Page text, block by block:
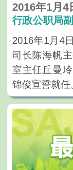
坑尾公共行
门，并与工
作人员过往
极配合特区
作。
改组后的法
长、八个厅
正、副局长
际法事务局
教职，原副
2016年1月4
行政公职局
2016年1月4
司长陈海帆
室主任丘曼
锦俊宣誓就任
曹锦俊拥有
及法学硕士
后在前华务
工作，并担
宇管理仲裁